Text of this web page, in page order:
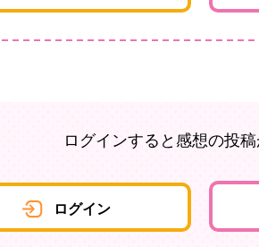
ログインすると感想の投
ログイン